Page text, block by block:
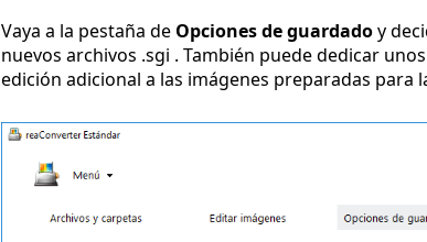
Vaya a la pestaña de Opciones de guardadoy
nuevos archivos .sgi . También puede dedicar
edición adicional a las imágenes preparadas para